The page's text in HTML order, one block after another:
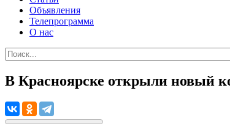
Объявления
Телепрограмма
О нас
В Красноярске открыли новый